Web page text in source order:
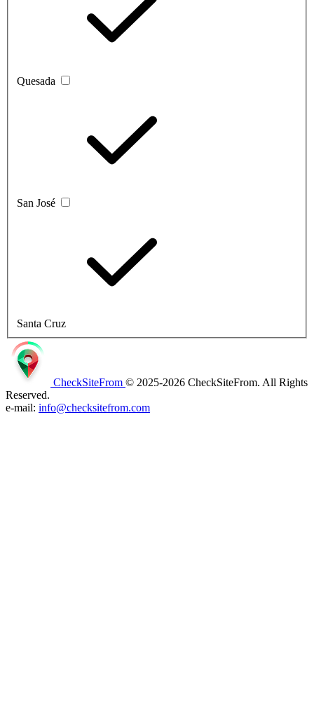
Quesada
San José
Santa Cruz
CheckSiteFrom © 2025-2026 CheckSiteFrom. All Rights
Reserved.
e-mail: info@checksitefrom.com